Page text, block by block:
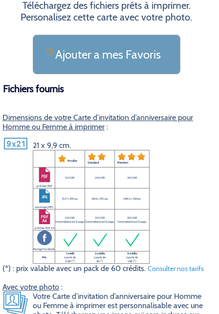
Téléchargez des fichiers prêts à imprimer.
Personalisez cette carte avec votre photo.
Ajouter a mes Favoris
Fichiers fournis
Dimensions de votre Carte d’invitation d’anniversaire pour
Homme ou Femme à imprimer :
21 x 9,9 cm.
éco plus Standard Premium
un fichier PDF
100 DPI 200 DPI 300 DPI
une image JPEG
827 x 390 px 1654 x 780 px 2480 x 1169 px
un fichier PDF A4
100 DPI
3 exemplaires sur la page.
200 DPI
3 exemplaires sur la page.
300 DPI
3 exemplaires sur la page.
Partage Facebook
Prix
1 crédit
à partir de
0,5€ (*)
2 crédits
à partir de
1€ (*)
3 crédits
à partir de
1,5€ (*)
(*) : prix valable avec un pack de 60 crédits. Consulter nos tarifs
Avec votre photo :
Votre Carte d’invitation d’anniversaire pour Homme
ou Femme à imprimer est personnalisable avec une